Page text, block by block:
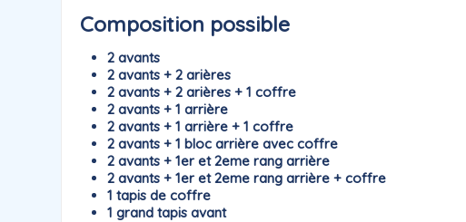
Composition possible
2 avants
2 avants + 2 arières
2 avants + 2 arières + 1 coffre
2 avants + 1 arrière
2 avants + 1 arrière + 1 coffre
2 avants + 1 bloc arrière avec coffre
2 avants + 1er et 2eme rang arrière
2 avants + 1er et 2eme rang arrière + coffre
1 tapis de coffre
1 grand tapis avant